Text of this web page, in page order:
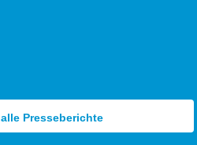
alle Presseberichte